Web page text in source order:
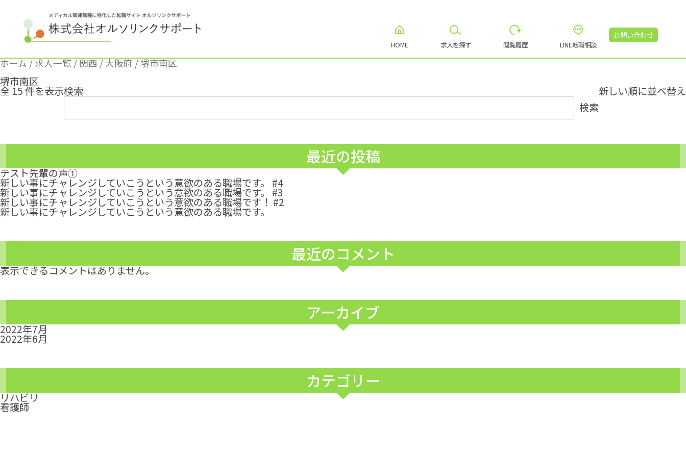
HOME 求人を探す 閲覧履歴 LINE転職相談
お問い合わせ
ホーム/求人一覧/関西/大阪府/ 堺市南区
堺市南区
全 15 件を表示検索
検索
最近の投稿
テスト先輩の声①
新しい事にチャレンジしていこうという意欲のある職場です。 #4
新しい事にチャレンジしていこうという意欲のある職場です。 #3
新しい事にチャレンジしていこうという意欲のある職場です！ #2
新しい事にチャレンジしていこうという意欲のある職場です。
最近のコメント
表示できるコメントはありません。
アーカイブ
2022年7月
2022年6月
カテゴリー
リハビリ
看護師